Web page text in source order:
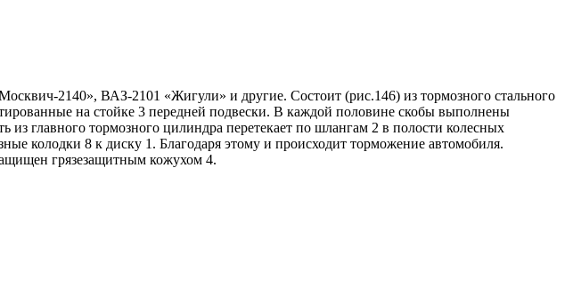
2140», ВАЗ-2101 «Жигули» и другие. Состоит (рис.146) из тормозного стального
на стойке 3 передней подвески. В каждой половине скобы выполнены
главного тормозного цилиндра перетекает по шлангам 2 в полости колесных
колодки 8 к диску 1. Благодаря этому и происходит торможение автомобиля.
грязезащитным кожухом 4.